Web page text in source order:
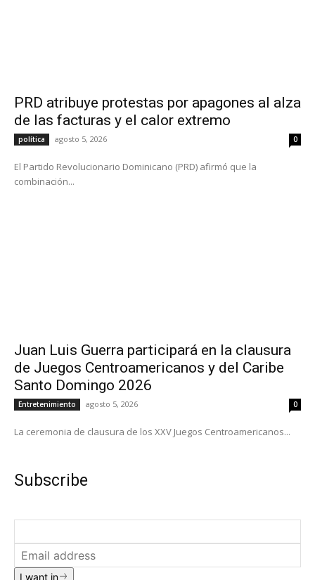
PRD atribuye protestas por apagones al alza
de las facturas y el calor extremo
política agosto 5, 2026 0
El Partido Revolucionario Dominicano (PRD) afirmó que la
combinación...
Juan Luis Guerra participará en la clausura
de Juegos Centroamericanos y del Caribe
Santo Domingo 2026
Entretenimiento agosto 5, 2026 0
La ceremonia de clausura de los XXV Juegos Centroamericanos...
Subscribe
I want in